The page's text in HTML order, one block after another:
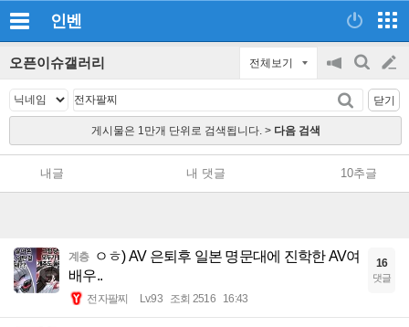
인벤
오픈이슈갤러리 전체보기
공
지
on/off
검
글
쓰
기
닫기
게시물은 1만개 단위로 검색됩니다. > 다음 검색
내글 내 댓글 10추글
계층
ㅇㅎ) AV 은퇴후 일본 명문대에 진학한 AV여
배우..
전자팔찌 Lv.93 조회 2516 16:43
16
댓글